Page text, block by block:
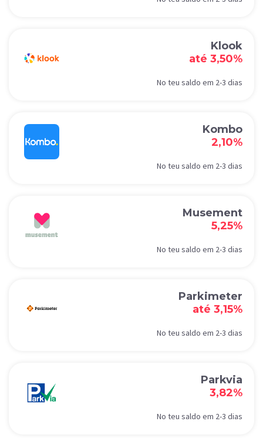
Klook
até 3,50%
No teu saldo em 2-3 dias
Kombo
2,10%
No teu saldo em 2-3 dias
Musement
5,25%
No teu saldo em 2-3 dias
Parkimeter
até 3,15%
No teu saldo em 2-3 dias
Parkvia
3,82%
No teu saldo em 2-3 dias